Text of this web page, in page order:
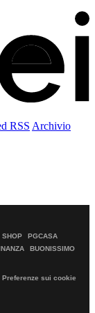
RSS Archivio
SHOP
PGCASA
BUONISSIMO
Preferenze sui cookie